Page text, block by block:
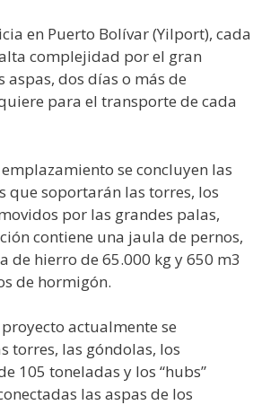
en Puerto Bolívar (Yilport), cada
complejidad por el gran
aspas, dos días o más de
para el transporte de cada
se concluyen las
que soportarán las torres, los
por las grandes palas,
contiene una jaula de pernos,
de hierro de 65.000 kg y 650 m3
de hormigón.
actualmente se
torres, las góndolas, los
105 toneladas y los “hubs”
las aspas de los